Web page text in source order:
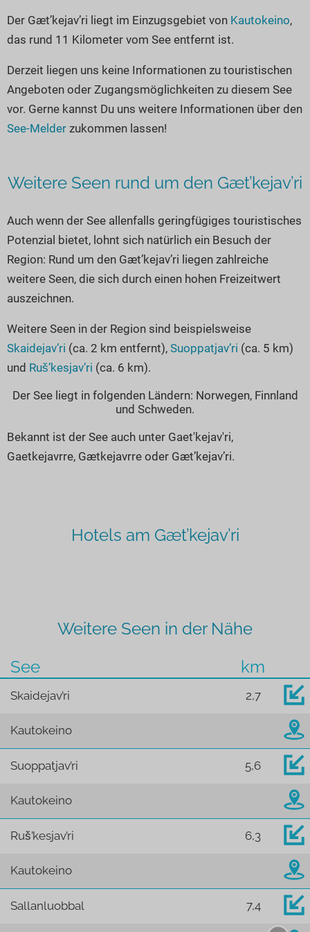
Österreich
Frankreich
Niederlande
Schweden
alle Länder…
Der Gæt’kejav’ri liegt im Einzugsgebiet von Kautokeino,
das rund 11 Kilometer vom See entfernt ist.
Derzeit liegen uns keine Informationen zu touristischen
Angeboten oder Zugangsmöglichkeiten zu diesem See
vor. Gerne kannst Du uns weitere Informationen über den
See-Melder zukommen lassen!
Weitere Seen rund um den Gæt’kejav’ri
Auch wenn der See allenfalls geringfügiges touristisches
Potenzial bietet, lohnt sich natürlich ein Besuch der
Region: Rund um den Gæt’kejav’ri liegen zahlreiche
weitere Seen, die sich durch einen hohen Freizeitwert
auszeichnen.
Weitere Seen in der Region sind beispielsweise
Skaidejav’ri (ca. 2 km entfernt), Suoppatjav’ri (ca. 5 km)
und Ruš’kesjav’ri (ca. 6 km).
Der See liegt in folgenden Ländern: Norwegen, Finnland
und Schweden.
Bekannt ist der See auch unter Gaet'kejav'ri,
Gaetkejavrre, Gætkejavrre oder Gæt’kejav’ri.
Hotels am Gæt’kejav’ri
Weitere Seen in der Nähe
See
km
Skaidejav’ri 2,7
Kautokeino
Suoppatjav’ri 5,6
Kautokeino
Ruš’kesjav’ri 6,3
Kautokeino
Sallanluobbal 7,4